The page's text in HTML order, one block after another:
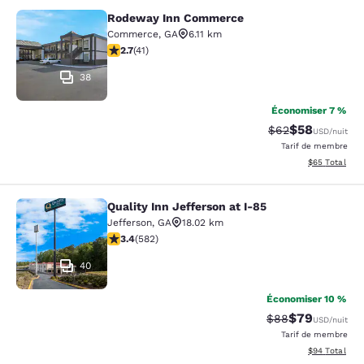
Rodeway Inn Commerce
38
Rodeway Inn Commerce
Commerce, GA
6.11 km
2.71 étoiles. Moyen. 41 commentaires
2.7(41)
Économiser 7 %
Tarif barré :
$62Tarif réduit :
$58USD/nuit
Tarif de membre
Afficher les
$65 Total
Quality Inn Jefferson at I-85
40
Quality Inn Jefferson at I-85
Jefferson, GA
18.02 km
3.42 étoiles. Bien. 582 commentaires
3.4(582)
Économiser 10 %
Tarif barré :
$88Tarif réduit :
$79USD/nuit
Tarif de membre
Afficher les
$94 Total